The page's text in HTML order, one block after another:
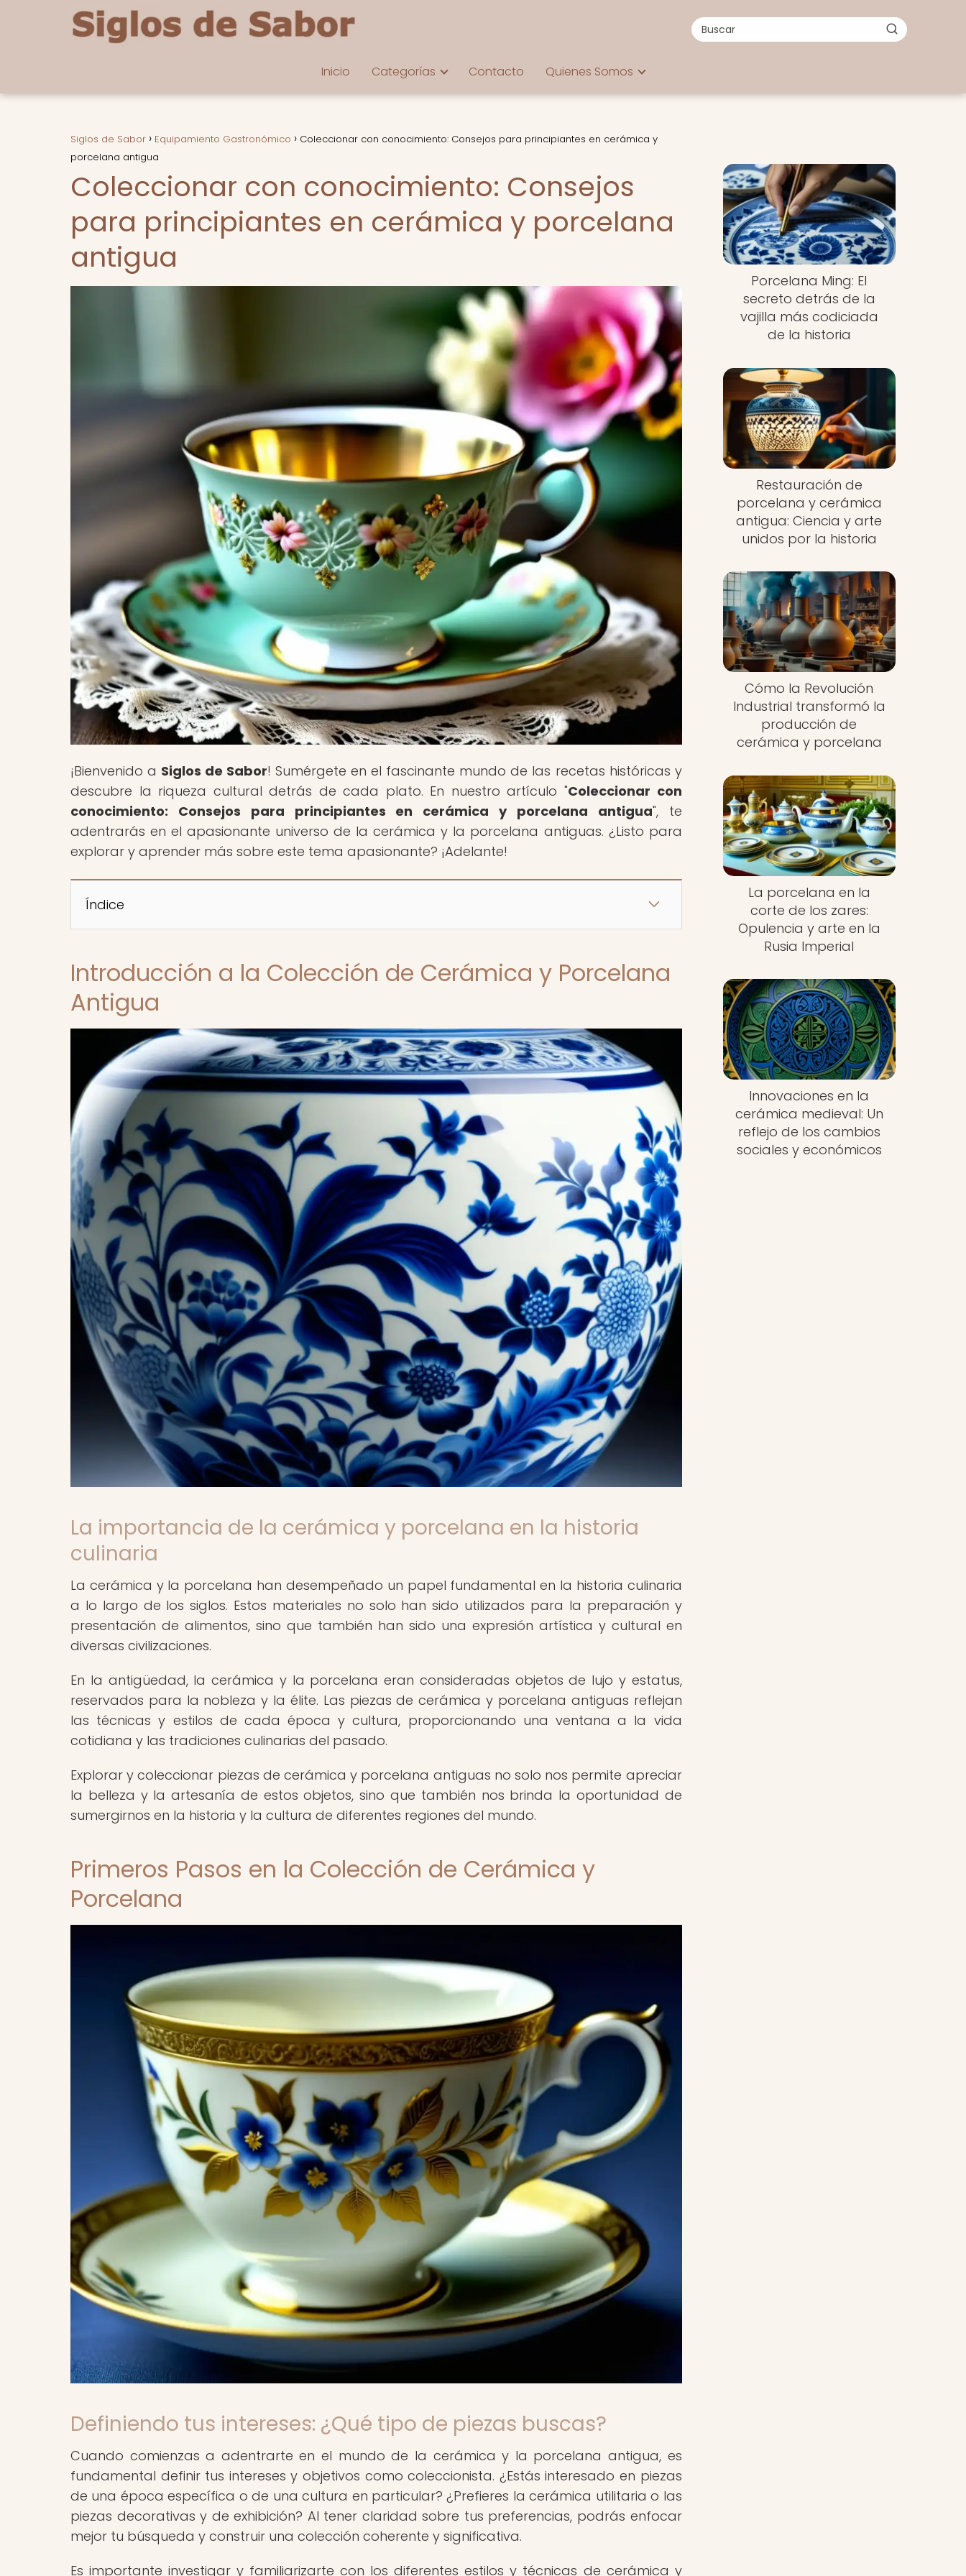
Inicio Categorías Contacto Quienes Somos
Siglos de Sabor Equipamiento Gastronómico
Coleccionar con conocimiento: Consejos para principiantes en cerámica y
porcelana antigua
Coleccionar con conocimiento: Consejos
para principiantes en cerámica y porcelana
antigua
¡Bienvenido a Siglos de Sabor! Sumérgete en el fascinante mundo de las recetas históricas y
descubre la riqueza cultural detrás de cada plato. En nuestro artículo "Coleccionar con
conocimiento: Consejos para principiantes en cerámica y porcelana antigua", te
adentrarás en el apasionante universo de la cerámica y la porcelana antiguas. ¿Listo para
explorar y aprender más sobre este tema apasionante? ¡Adelante!
Índice
Introducción a la Colección de Cerámica y Porcelana
Antigua
La importancia de la cerámica y porcelana en la historia
culinaria
La cerámica y la porcelana han desempeñado un papel fundamental en la historia culinaria
a lo largo de los siglos. Estos materiales no solo han sido utilizados para la preparación y
presentación de alimentos, sino que también han sido una expresión artística y cultural en
diversas civilizaciones.
En la antigüedad, la cerámica y la porcelana eran consideradas objetos de lujo y estatus,
reservados para la nobleza y la élite. Las piezas de cerámica y porcelana antiguas reflejan
las técnicas y estilos de cada época y cultura, proporcionando una ventana a la vida
cotidiana y las tradiciones culinarias del pasado.
Explorar y coleccionar piezas de cerámica y porcelana antiguas no solo nos permite apreciar
la belleza y la artesanía de estos objetos, sino que también nos brinda la oportunidad de
sumergirnos en la historia y la cultura de diferentes regiones del mundo.
Primeros Pasos en la Colección de Cerámica y
Porcelana
Definiendo tus intereses: ¿Qué tipo de piezas buscas?
Cuando comienzas a adentrarte en el mundo de la cerámica y la porcelana antigua, es
fundamental definir tus intereses y objetivos como coleccionista. ¿Estás interesado en piezas
de una época específica o de una cultura en particular? ¿Prefieres la cerámica utilitaria o las
piezas decorativas y de exhibición? Al tener claridad sobre tus preferencias, podrás enfocar
mejor tu búsqueda y construir una colección coherente y significativa.
Es importante investigar y familiarizarte con los diferentes estilos y técnicas de cerámica y
Porcelana Ming: El
secreto detrás de la
vajilla más codiciada
de la historia
Restauración de
porcelana y cerámica
antigua: Ciencia y arte
unidos por la historia
Cómo la Revolución
Industrial transformó la
producción de
cerámica y porcelana
La porcelana en la
corte de los zares:
Opulencia y arte en la
Rusia Imperial
Innovaciones en la
cerámica medieval: Un
reflejo de los cambios
sociales y económicos